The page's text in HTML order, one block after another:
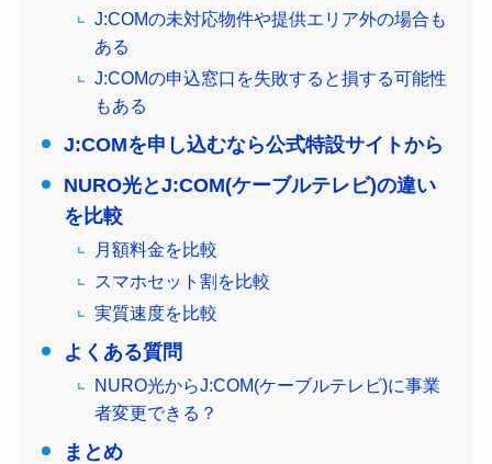
J:COMの未対応物件や提供エリア外の場合も
ある
J:COMの申込窓口を失敗すると損する可能性
もある
J:COMを申し込むなら公式特設サイトから
NURO光とJ:COM(ケーブルテレビ)の違い
を比較
月額料金を比較
スマホセット割を比較
実質速度を比較
よくある質問
NURO光からJ:COM(ケーブルテレビ)に事業
者変更できる？
まとめ